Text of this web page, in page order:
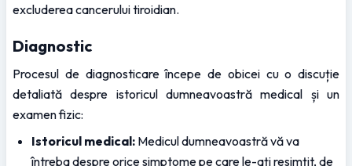
excluderea cancerului tiroidian.
Diagnostic
Procesul de diagnosticare începe de obicei cu o discuție
detaliată despre istoricul dumneavoastră medical și un
examen fizic:
Istoricul medical: Medicul dumneavoastră vă va
întreba despre orice simptome pe care le-ați resimțit, de